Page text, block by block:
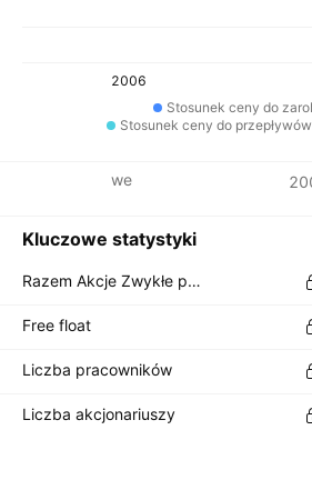
2006
Stosunek ceny do
Stosunek ceny do
Metryki finansowe
Kluczowe statystyki
Razem Akcje Zwykłe pozostające w obrocie
Free float
Liczba pracowników
Liczba akcjonariuszy